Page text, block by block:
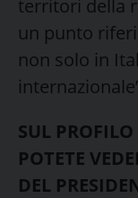
territori della
un punto
non solo in
SUL
POTETE
DEL